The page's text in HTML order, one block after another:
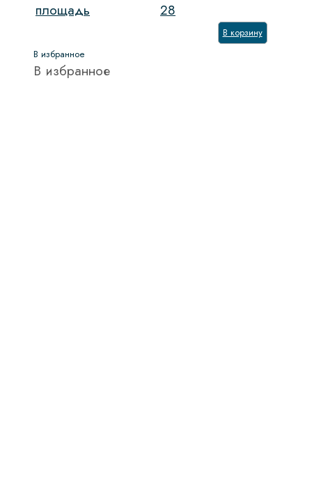
площадь
28
В корзину
В избранное
В избранное